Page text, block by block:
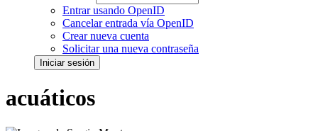
Entrar usando OpenID
Cancelar entrada vía OpenID
Crear nueva cuenta
Solicitar una nueva contraseña
acuáticos